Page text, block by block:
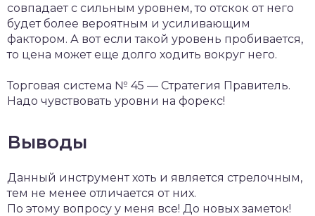
совпадает с сильным уровнем, то отскок от него
будет более вероятным и усиливающим
фактором. А вот если такой уровень пробивается,
то цена может еще долго ходить вокруг него.
Торговая система № 45 — Стратегия Правитель.
Надо чувствовать уровни на форекс!
Выводы
Данный инструмент хоть и является стрелочным,
тем не менее отличается от них.
По этому вопросу у меня все! До новых заметок!